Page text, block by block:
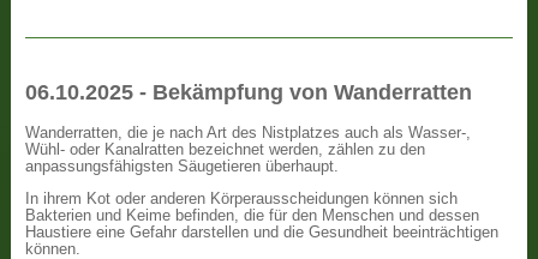
06.10.2025 - Bekämpfung von Wanderratten
Wanderratten, die je nach Art des Nistplatzes auch als Wasser-,
Wühl- oder Kanalratten bezeichnet werden, zählen zu den
anpassungsfähigsten Säugetieren überhaupt.
In ihrem Kot oder anderen Körperausscheidungen können sich
Bakterien und Keime befinden, die für den Menschen und dessen
Haustiere eine Gefahr darstellen und die Gesundheit beeinträchtigen
können.